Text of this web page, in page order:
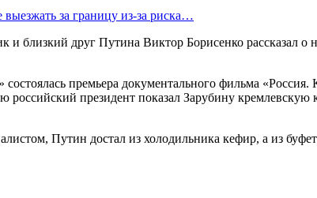
за границу из-за риска…
близкий друг Путина Виктор Борисенко рассказал о
состоялась премьера документального фильма
президент показал Зарубину кремлевскую
Путин достал из холодильника кефир, а из